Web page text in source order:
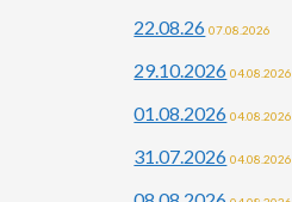
22.08.26 07.08.2026
29.10.2026 04.08.2026
01.08.2026 04.08.2026
31.07.2026 04.08.2026